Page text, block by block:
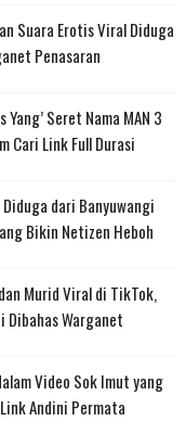
Suara Erotis Viral Diduga
Penasaran
Yang’ Seret Nama MAN 3
Cari Link Full Durasi
Diduga dari Banyuwangi
Bikin Netizen Heboh
Murid Viral di TikTok,
Dibahas Warganet
Video Sok Imut yang
Andini Permata